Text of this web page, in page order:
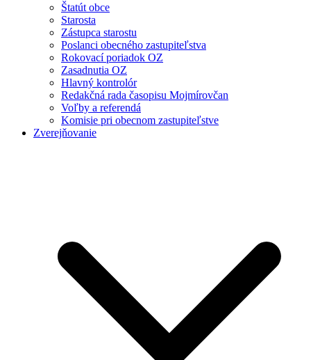
Štatút obce
Starosta
Zástupca starostu
Poslanci obecného zastupiteľstva
Rokovací poriadok OZ
Zasadnutia OZ
Hlavný kontrolór
Redakčná rada časopisu Mojmírovčan
Voľby a referendá
Komisie pri obecnom zastupiteľstve
Zverejňovanie